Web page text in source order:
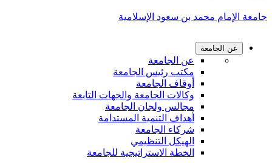
جامعة الإمام محمد بن سعود الإسلامية
عن الجامعة
عن الجامعة
مكتب رئيس الجامعة
أوقاف الجامعة
وكالات الجامعة والجهات التابعة
مجالس ولجان الجامعة
أهداف التنمية المستدامة
شركاء الجامعة
الهيكل التنظيمي
الخطة الاستراتيجية للجامعة